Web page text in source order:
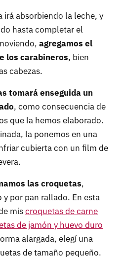
irá absorbiendo la leche, y
hasta completar el
agregamos el
los carabineros, bien
cabezas.
tomará enseguida un
, como consecuencia de
que la hemos elaborado.
la ponemos en una
cubierta con un film de
las croquetas,
y por pan rallado. En esta
miscroquetas de carne
de jamón y huevo duro
alargada, elegí una
de tamaño pequeño.